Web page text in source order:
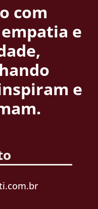
com
e
e